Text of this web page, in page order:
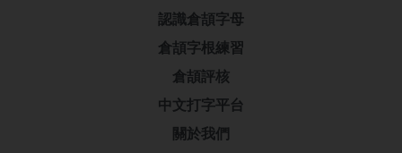
認識倉頡字母
倉頡字根練習
倉頡評核
中文打字平台
關於我們